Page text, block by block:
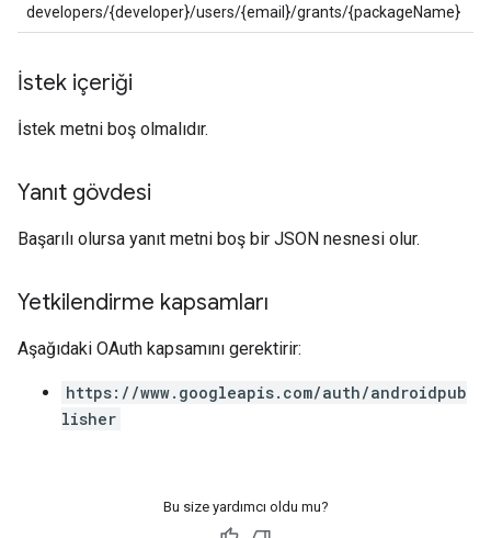
developers/{developer}/users/{email}/grants/{packageName}
İstek içeriği
İstek metni boş olmalıdır.
Yanıt gövdesi
Başarılı olursa yanıt metni boş bir JSON nesnesi olur.
Yetkilendirme kapsamları
Aşağıdaki OAuth kapsamını gerektirir:
https://www.googleapis.com/auth/androidpub
lisher
Bu size yardımcı oldu mu?